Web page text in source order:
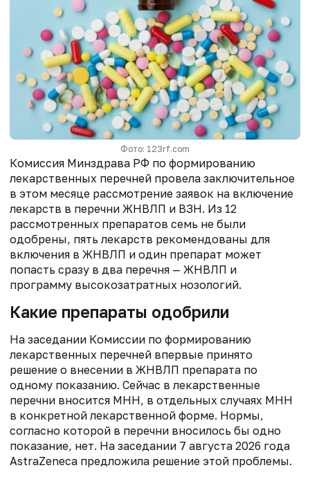
Фото: 123rf.com
Комиссия Минздрава РФ по формированию
лекарственных перечней провела заключительное
в этом месяце рассмотрение заявок на включение
лекарств в перечни ЖНВЛП и ВЗН. Из 12
рассмотренных препаратов семь не были
одобрены, пять лекарств рекомендованы для
включения в ЖНВЛП и один препарат может
попасть сразу в два перечня — ЖНВЛП и
программу высокозатратных нозологий.
Какие препараты одобрили
На заседании Комиссии по формированию
лекарственных перечней впервые принято
решение о внесении в ЖНВЛП препарата по
одному показанию. Сейчас в лекарственные
перечни вносится МНН, в отдельных случаях МНН
в конкретной лекарственной форме. Нормы,
согласно которой в перечни вносилось бы одно
показание, нет. На заседании 7 августа 2026 года
AstraZeneca предложила решение этой проблемы.